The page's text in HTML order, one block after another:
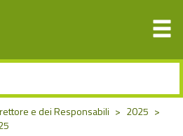
e dei Responsabili > 2025 >